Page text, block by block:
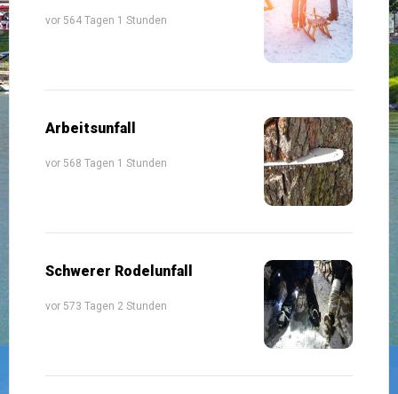
vor 564 Tagen 1 Stunden
Arbeitsunfall
vor 568 Tagen 1 Stunden
Schwerer Rodelunfall
vor 573 Tagen 2 Stunden